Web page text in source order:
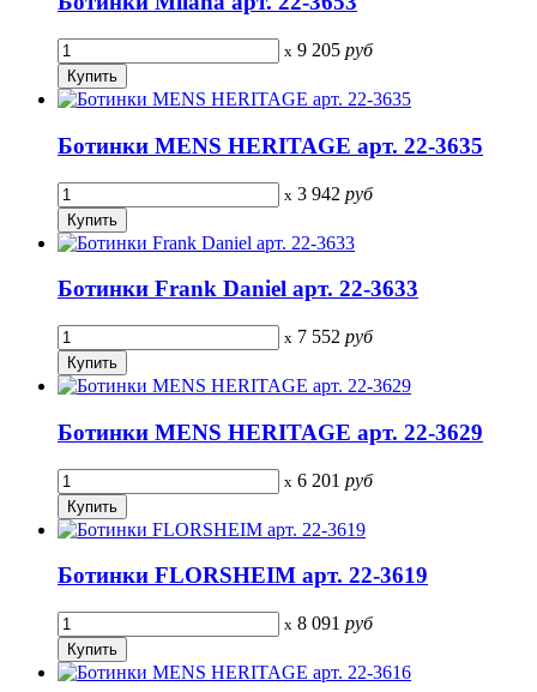
x 9 205 руб
Ботинки MENS HERITAGE арт. 22-3635
x 3 942 руб
Ботинки Frank Daniel арт. 22-3633
x 7 552 руб
Ботинки MENS HERITAGE арт. 22-3629
x 6 201 руб
Ботинки FLORSHEIM арт. 22-3619
x 8 091 руб